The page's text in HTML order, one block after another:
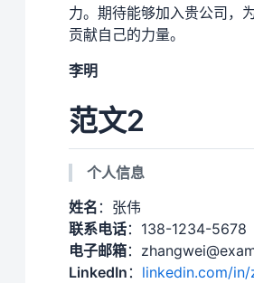
力。期待能够加入贵公司，
贡献自己的力量。
李明
范文2
个人信息
姓名 ：张伟
联系电话：138-1234-5678
电子邮箱：
LinkedIn ： linkedin.com/in/